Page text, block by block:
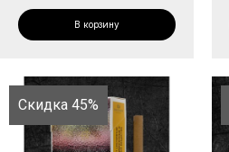
В корзину
Скидка 45%